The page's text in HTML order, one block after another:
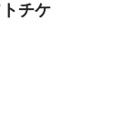
チケ